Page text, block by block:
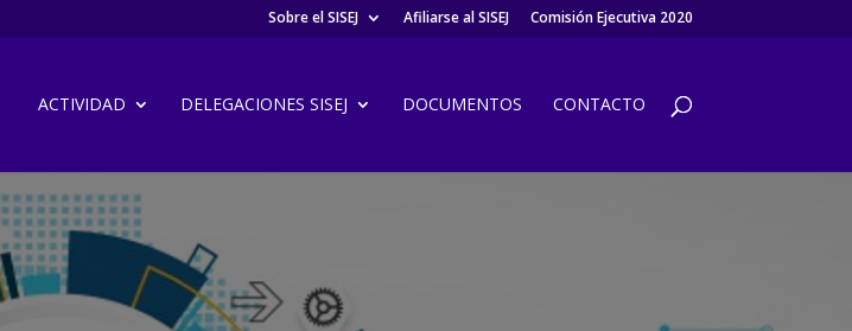
Sobre el SISEJ Afiliarse al SISEJ Comisión Ejecutiva 2020
ACTIVIDAD DELEGACIONES SISEJ DOCUMENTOS CONTACTO